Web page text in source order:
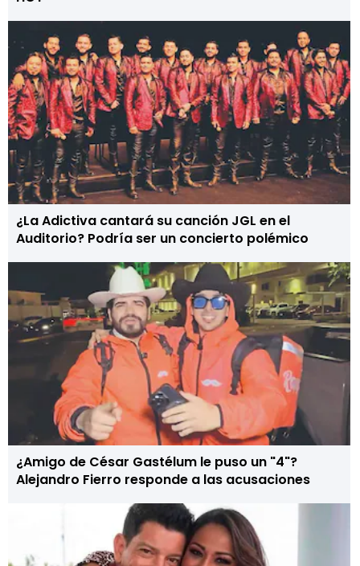
¿La Adictiva cantará su canción JGL en el
Auditorio? Podría ser un concierto polémico
¿Amigo de César Gastélum le puso un "4"?
Alejandro Fierro responde a las acusaciones